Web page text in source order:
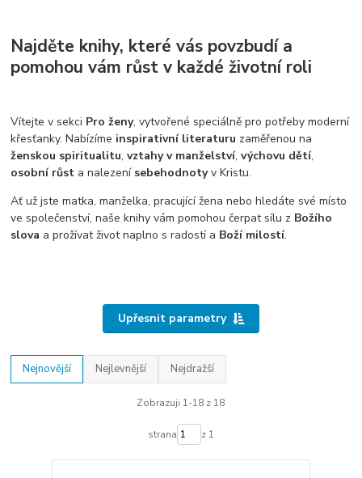
Najděte knihy, které vás povzbudí a
pomohou vám růst v každé životní roli
Vítejte v sekci Pro ženy, vytvořené speciálně pro potřeby moderní
křesťanky. Nabízíme inspirativní literaturu zaměřenou na
ženskou spiritualitu,vztahy v manželství,výchovu dětí,
osobní růst a nalezení sebehodnotyv Kristu.
Ať už jste matka, manželka, pracující žena nebo hledáte své místo
ve společenství, naše knihy vám pomohou čerpat sílu z Božího
slova a prožívat život naplno s radostí a Boží milostí.
Upřesnit parametry
Nejnovější Nejlevnější Nejdražší
Zobrazuji 1-18 z 18
strana z 1